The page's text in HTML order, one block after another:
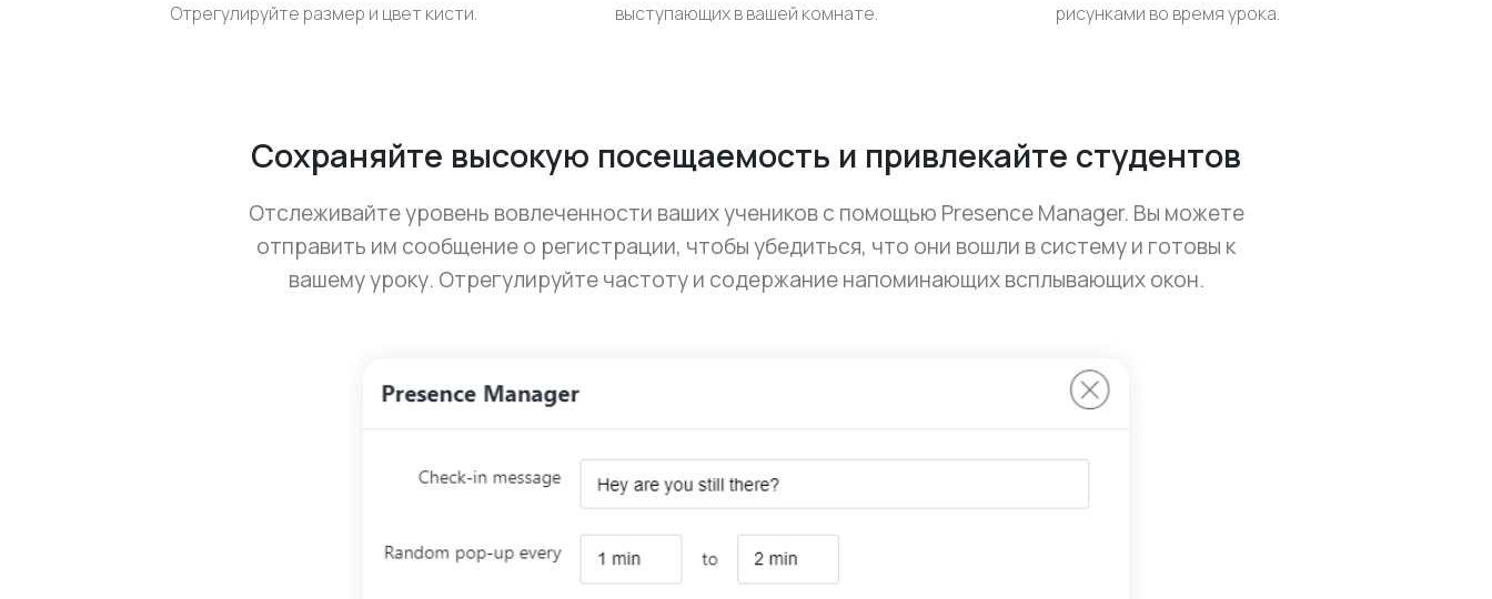
Отрегулируйте размер и цвет кисти.
выступающих в вашей комнате.
рисунками во время урока.
Сохраняйте высокую посещаемость и привлекайте студентов
Отслеживайте уровень вовлеченности ваших учеников с помощью Presence Manager. Вы можете
отправить им сообщение о регистрации, чтобы убедиться, что они вошли в систему и готовы к
вашему уроку. Отрегулируйте частоту и содержание напоминающих всплывающих окон.